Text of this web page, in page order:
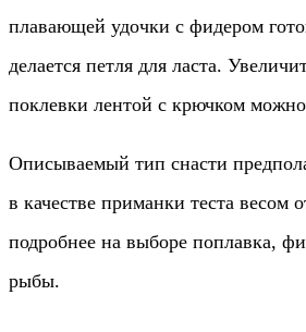
плавающей удочки с фидером
делается петля для ласта.
поклевки лентой с крючком
Описываемый тип снасти
в качестве приманки теста весом
подробнее на выборе поплавка,
рыбы.